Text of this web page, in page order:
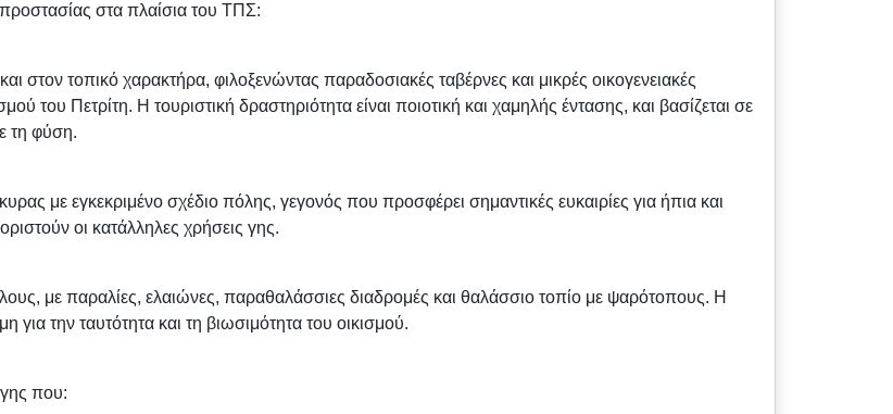
προστασίας στα πλαίσια του ΤΠΣ:
στον τοπικό χαρακτήρα, φιλοξενώντας παραδοσιακές ταβέρνες και μικρές οικογενειακές
του Πετρίτη. Η τουριστική δραστηριότητα είναι ποιοτική και χαμηλής έντασης, και βασίζεται σε
τη φύση.
με εγκεκριμένο σχέδιο πόλης, γεγονός που προσφέρει σημαντικές ευκαιρίες για ήπια και
οι κατάλληλες χρήσεις γης.
με παραλίες, ελαιώνες, παραθαλάσσιες διαδρομές και θαλάσσιο τοπίο με ψαρότοπους. Η
για την ταυτότητα και τη βιωσιμότητα του οικισμού.
που: